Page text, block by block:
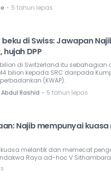
⋅ 5 tahun lepas
beku di Swiss: Jawapan
DPP
bilion di Switzerland itu sebahagian
bilion kepada SRC daripada
(KWAP).
Rashid ⋅ 5 tahun lepas
Najib mempunyai
kuasa melantik dan memecat
Raya ad-hoc V